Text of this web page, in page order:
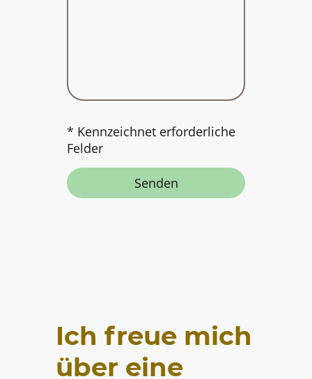
* Kennzeichnet erforderliche
Felder
Senden
Ich freue mich
über eine